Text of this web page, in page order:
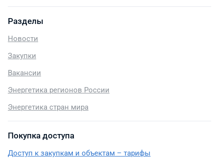
Разделы
Новости
Закупки
Вакансии
Энергетика регионов России
Энергетика стран мира
Покупка доступа
Доступ к закупкам и объектам – тарифы